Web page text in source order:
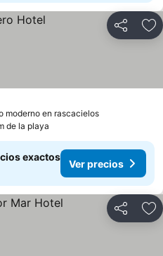
Compartir
moderno en rascacielosVer precios
de la playa
exactos
Ver precios
Compartir